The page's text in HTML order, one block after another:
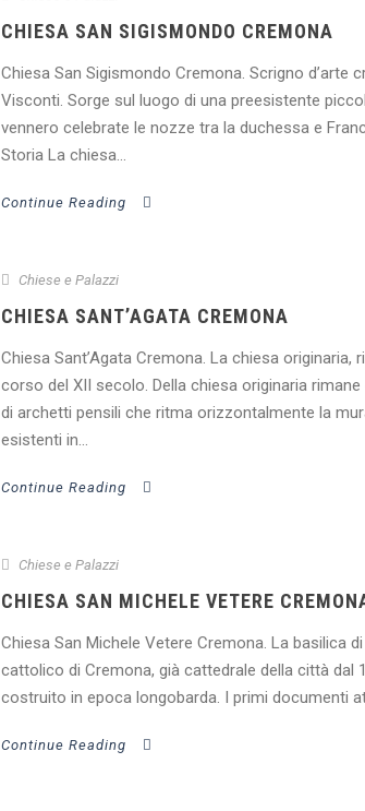
CHIESA SAN SIGISMONDO CREMONA
Chiesa San Sigismondo Cremona. Scrigno d’arte
Visconti. Sorge sul luogo di una preesistente
vennero celebrate le nozze tra la duchessa e
Storia La chiesa...
Continue Reading
Chiese e Palazzi
CHIESA SANT’AGATA CREMONA
Chiesa Sant’Agata Cremona. La chiesa
corso del XII secolo. Della chiesa originaria
di archetti pensili che ritma orizzontalmente la
esistenti in...
Continue Reading
Chiese e Palazzi
CHIESA SAN MICHELE VETERE
Chiesa San Michele Vetere Cremona. La basilica
cattolico di Cremona, già cattedrale della città dal
costruito in epoca longobarda. I primi documenti
Continue Reading